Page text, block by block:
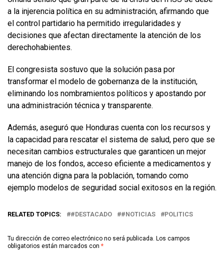
a la injerencia política en su administración, afirmando que
el control partidario ha permitido irregularidades y
decisiones que afectan directamente la atención de los
derechohabientes.
El congresista sostuvo que la solución pasa por
transformar el modelo de gobernanza de la institución,
eliminando los nombramientos políticos y apostando por
una administración técnica y transparente.
Además, aseguró que Honduras cuenta con los recursos y
la capacidad para rescatar el sistema de salud, pero que se
necesitan cambios estructurales que garanticen un mejor
manejo de los fondos, acceso eficiente a medicamentos y
una atención digna para la población, tomando como
ejemplo modelos de seguridad social exitosos en la región.
RELATED TOPICS: #DESTACADO #NOTICIAS POLITICS
Tu dirección de correo electrónico no será publicada. Los campos
obligatorios están marcados con *